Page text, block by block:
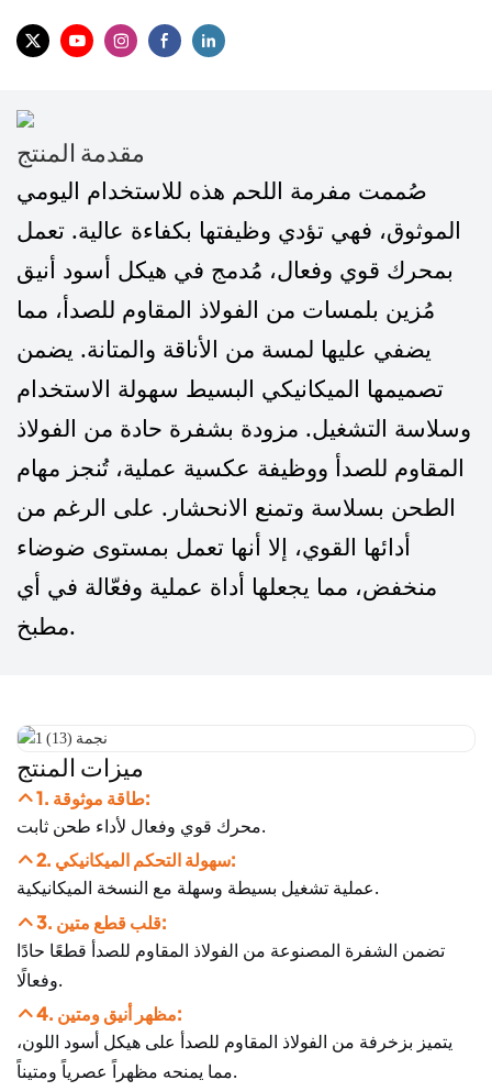
مقدمة المنتج
صُممت مفرمة اللحم هذه للاستخدام اليومي
الموثوق، فهي تؤدي وظيفتها بكفاءة عالية. تعمل
بمحرك قوي وفعال، مُدمج في هيكل أسود أنيق
مُزين بلمسات من الفولاذ المقاوم للصدأ، مما
يضفي عليها لمسة من الأناقة والمتانة. يضمن
تصميمها الميكانيكي البسيط سهولة الاستخدام
وسلاسة التشغيل. مزودة بشفرة حادة من الفولاذ
المقاوم للصدأ ووظيفة عكسية عملية، تُنجز مهام
الطحن بسلاسة وتمنع الانحشار. على الرغم من
أدائها القوي، إلا أنها تعمل بمستوى ضوضاء
منخفض، مما يجعلها أداة عملية وفعّالة في أي
مطبخ.
ميزات المنتج
1. طاقة موثوقة:
محرك قوي وفعال لأداء طحن ثابت.
2. سهولة التحكم الميكانيكي:
عملية تشغيل بسيطة وسهلة مع النسخة الميكانيكية.
3. قلب قطع متين:
تضمن الشفرة المصنوعة من الفولاذ المقاوم للصدأ قطعًا حادًا
وفعالًا.
4. مظهر أنيق ومتين:
يتميز بزخرفة من الفولاذ المقاوم للصدأ على هيكل أسود اللون،
مما يمنحه مظهراً عصرياً ومتيناً.